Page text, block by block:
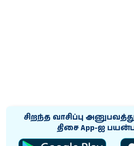
சிறந்த வாசிப்பு
திசை App-ஐ